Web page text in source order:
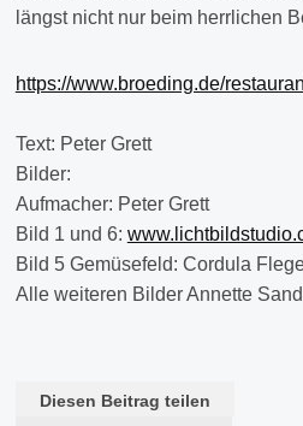
längst nicht nur beim herrlichen
https://www.broeding.de/
Text: Peter Grett
Bilder:
Aufmacher: Peter Grett
Bild 1 und 6:
Bild 5 Gemüsefeld: Cordula
Alle weiteren Bilder Annette
Diesen Beitrag teilen